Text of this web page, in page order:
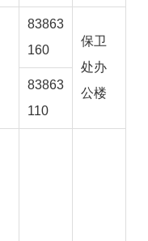
83863
160
保卫
处办
公楼
83863
110